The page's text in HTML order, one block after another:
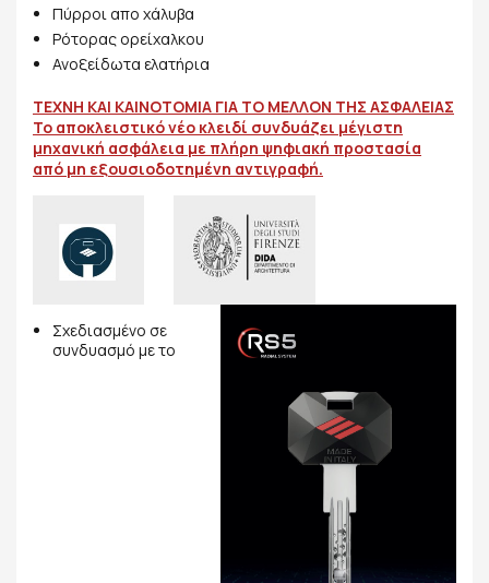
Πύρροι απο χάλυβα
Ρότορας ορείχαλκου
Ανοξείδωτα ελατήρια
ΤΕΧΝΗ ΚΑΙ ΚΑΙΝΟΤΟΜΙΑ ΓΙΑ ΤΟ ΜΕΛΛΟΝ ΤΗΣ ΑΣΦΑΛΕΙΑΣ
Το αποκλειστικό νέο κλειδί συνδυάζει μέγιστη
μηχανική ασφάλεια με πλήρη ψηφιακή προστασία
από μη εξουσιοδοτημένη αντιγραφή.
Σχεδιασμένο σε
συνδυασμό με το